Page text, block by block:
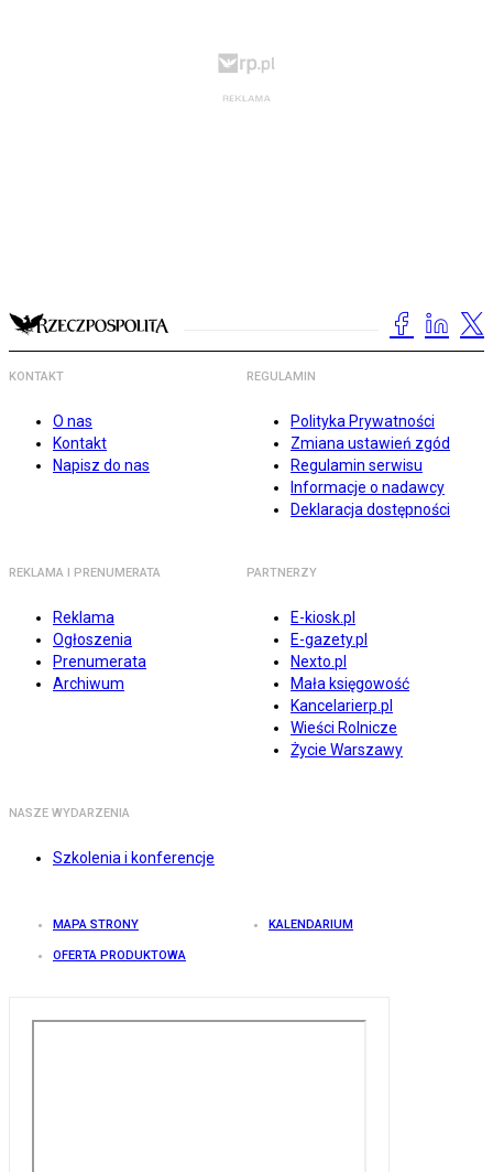
KONTAKT
O nas
Kontakt
Napisz do nas
REGULAMIN
Polityka Prywatności
Zmiana ustawień zgód
Regulamin serwisu
Informacje o nadawcy
Deklaracja dostępności
REKLAMA I PRENUMERATA
Reklama
Ogłoszenia
Prenumerata
Archiwum
PARTNERZY
E-kiosk.pl
E-gazety.pl
Nexto.pl
Mała księgowość
Kancelarierp.pl
Wieści Rolnicze
Życie Warszawy
NASZE WYDARZENIA
Szkolenia i konferencje
MAPA STRONY KALENDARIUM
OFERTA PRODUKTOWA